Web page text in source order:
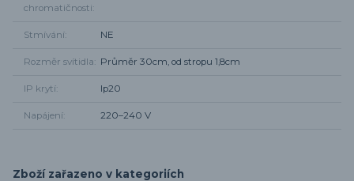
chromatičnosti
Stmívání NE
Rozměr svítidla Průměr 30cm, od stropu 1,8cm
IP krytí Ip20
Napájení 220–240 V
Zboží zařazeno v kategoriích